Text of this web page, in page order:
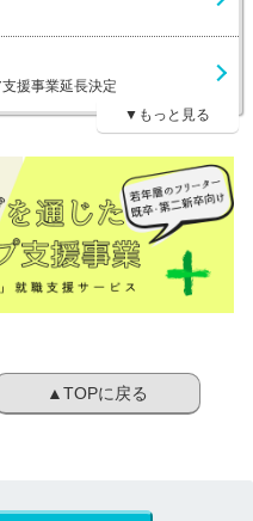
援事業延長決定
▼もっと見る
▲TOPに戻る